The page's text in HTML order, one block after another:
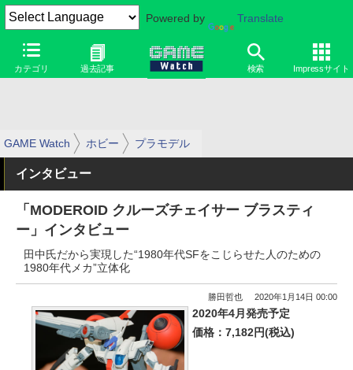
Powered by Translate
カテゴリ 過去記事 検索 Impressサイト
GAME Watch ホビー プラモデル
インタビュー
「MODEROID クルーズチェイサー ブラスティ
ー」インタビュー
田中氏だから実現した“1980年代SFをこじらせた人のための
1980年代メカ”立体化
勝田哲也 2020年1月14日 00:00
2020年4月発売予定
価格：7,182円(税込)